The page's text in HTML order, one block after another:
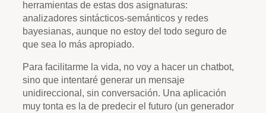
herramientas de estas dos asignaturas:
analizadores sintácticos-semánticos y redes
bayesianas, aunque no estoy del todo seguro de
que sea lo más apropiado.
Para facilitarme la vida, no voy a hacer un chatbot,
sino que intentaré generar un mensaje
unidireccional, sin conversación. Una aplicación
muy tonta es la de predecir el futuro (un generador